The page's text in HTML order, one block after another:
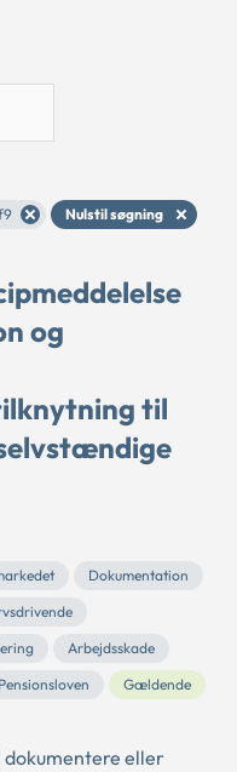
Nulstil søgning
og
til
Dokumentation
Arbejdsskade
Pensionsloven Gældende
dokumentere eller